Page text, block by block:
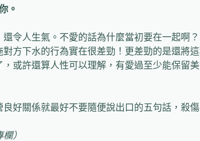
。
令人生氣。不愛的話為什麼當初要在一起啊
方下水的行為實在很差勁！更差勁的是還將
，或許還算人性可以理解，有愛過至少能保留
好關係就最好不要隨便說出口的五句話，殺
）